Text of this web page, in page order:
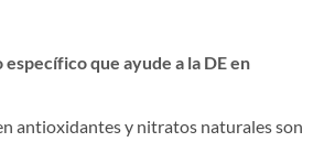
específico que ayude a la DE en
antioxidantes y nitratos naturales son